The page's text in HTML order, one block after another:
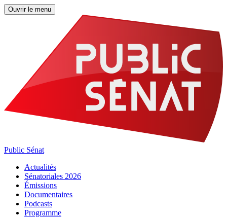
Ouvrir le menu
Public Sénat
Actualités
Sénatoriales 2026
Émissions
Documentaires
Podcasts
Programme